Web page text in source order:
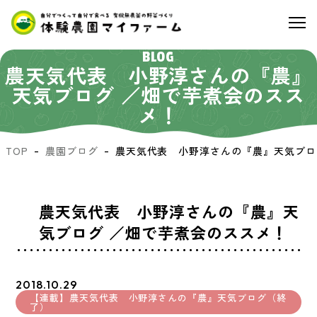
BLOG
農天気代表 小野淳さんの『農』
天気ブログ ／畑で芋煮会のスス
メ！
TOP 農園ブログ 農天気代表 小野淳さんの『農』天気ブ
農天気代表 小野淳さんの『農』天
気ブログ ／畑で芋煮会のススメ！
2018.10.29
【連載】農天気代表 小野淳さんの『農』天気ブログ（終
了）